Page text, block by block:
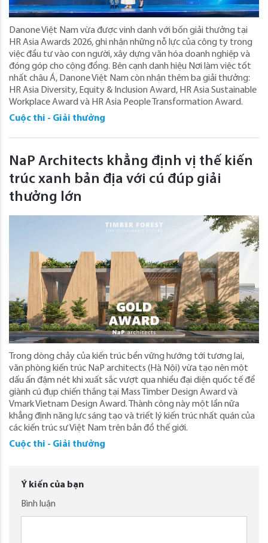
Danone Việt Nam vừa được vinh danh với bốn giải thưởng tại
HR Asia Awards 2026, ghi nhận những nỗ lực của công ty trong
việc đầu tư vào con người, xây dựng văn hóa doanh nghiệp và
đóng góp cho cộng đồng. Bên cạnh danh hiệu Nơi làm việc tốt
nhất châu Á, Danone Việt Nam còn nhận thêm ba giải thưởng:
HR Asia Diversity, Equity & Inclusion Award, HR Asia Sustainable
Workplace Award và HR Asia People Transformation Award.
Cuộc thi - Giải thưởng
NaP Architects khẳng định vị thế kiến
trúc xanh bản địa với cú đúp giải
thưởng lớn
Trong dòng chảy của kiến trúc bền vững hướng tới tương lai,
văn phòng kiến trúc NaP architects (Hà Nội) vừa tạo nên một
dấu ấn đậm nét khi xuất sắc vượt qua nhiều đại diện quốc tế để
giành cú đụp chiến thắng tại Mass Timber Design Award và
Vmark Vietnam Design Award. Thành công này một lần nữa
khẳng định năng lực sáng tạo và triết lý kiến trúc nhất quán của
các kiến trúc sư Việt Nam trên bản đồ thế giới.
Cuộc thi - Giải thưởng
Ý kiến của bạn
Bình luận